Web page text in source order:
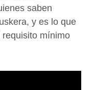
saben
y es lo que
mínimo